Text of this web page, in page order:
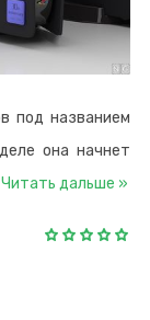
под названием
она начнет
Читать дальше »